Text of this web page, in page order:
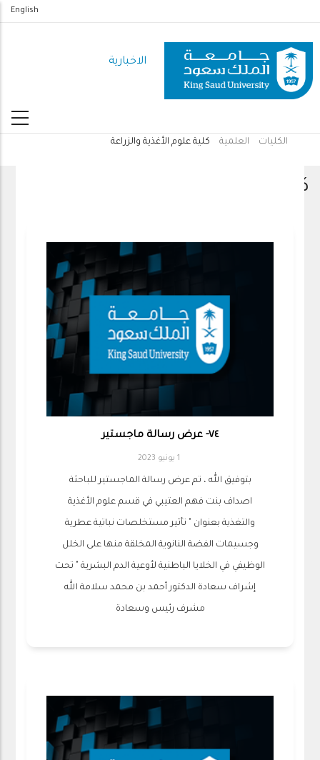
المحتوى
الرئيسي
English
الاخبارية
التنقل
الكليات العلمية كلية علوم الأغذية والزراعة
كلية علوم الأغذية والزراعة
٧٤- عرض رسالة ماجستير
1 يونيو 2023
بتوفيق الله ، تم عرض رسالة الماجستير للباحثة
اصداف بنت فهم العتيبي في قسم علوم الأغذية
والتغذية بعنوان " تأثير مستخلصات نباتية عطرية
وجسيمات الفضة النانوية المخلقة منها على الخلل
الوظيفي في الخلايا الباطنية لأوعية الدم البشرية " تحت
إشراف سعادة الدكتور أحمد بن محمد سلامة الله
مشرف رئيس وسعادة